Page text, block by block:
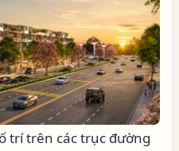
trí trên các trục đường